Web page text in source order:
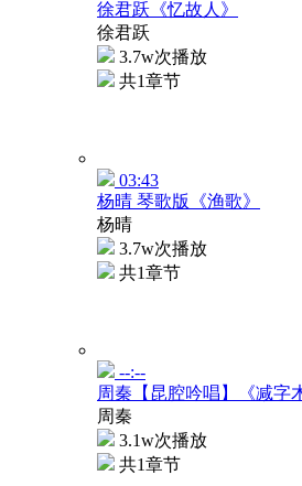
徐君跃《忆故人》
徐君跃
3.7w次播放
共1章节
03:43
杨晴 琴歌版《渔歌》
杨晴
3.7w次播放
共1章节
--:--
周秦【昆腔吟唱】《减字
周秦
3.1w次播放
共1章节